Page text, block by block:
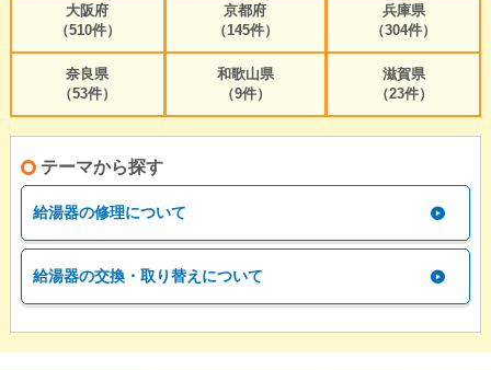
大阪府
（510件）
京都府
（145件）
兵庫県
（304件）
奈良県
（53件）
和歌山県
（9件）
滋賀県
（23件）
テーマから探す
給湯器の修理について
給湯器の交換・取り替えについて